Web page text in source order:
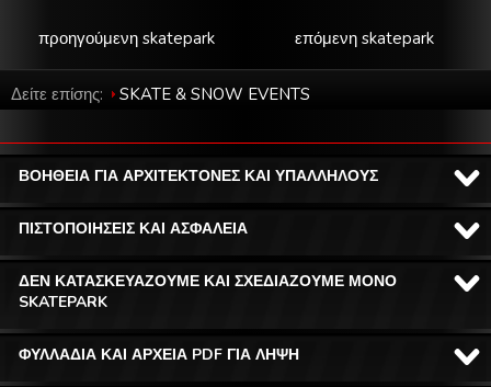
επόμενη skatepark
προηγούμενη skatepark
Δείτε επίσης: SKATE & SNOW EVENTS
ΒΟΗΘΕΙΑ ΓΙΑ ΑΡΧΙΤΕΚΤΟΝΕΣ ΚΑΙ ΥΠΑΛΛΗΛΟΥΣ
ΠΙΣΤΟΠΟΙΗΣΕΙΣ ΚΑΙ ΑΣΦΑΛΕΙΑ
ΔΕΝ ΚΑΤΑΣΚΕΥΑΖΟΥΜΕ ΚΑΙ ΣΧΕΔΙΑΖΟΥΜΕ ΜΟΝΟ
SKATEPARK
ΦΥΛΛΑΔΙΑ ΚΑΙ ΑΡΧΕΙΑ PDF ΓΙΑ ΛΗΨΗ